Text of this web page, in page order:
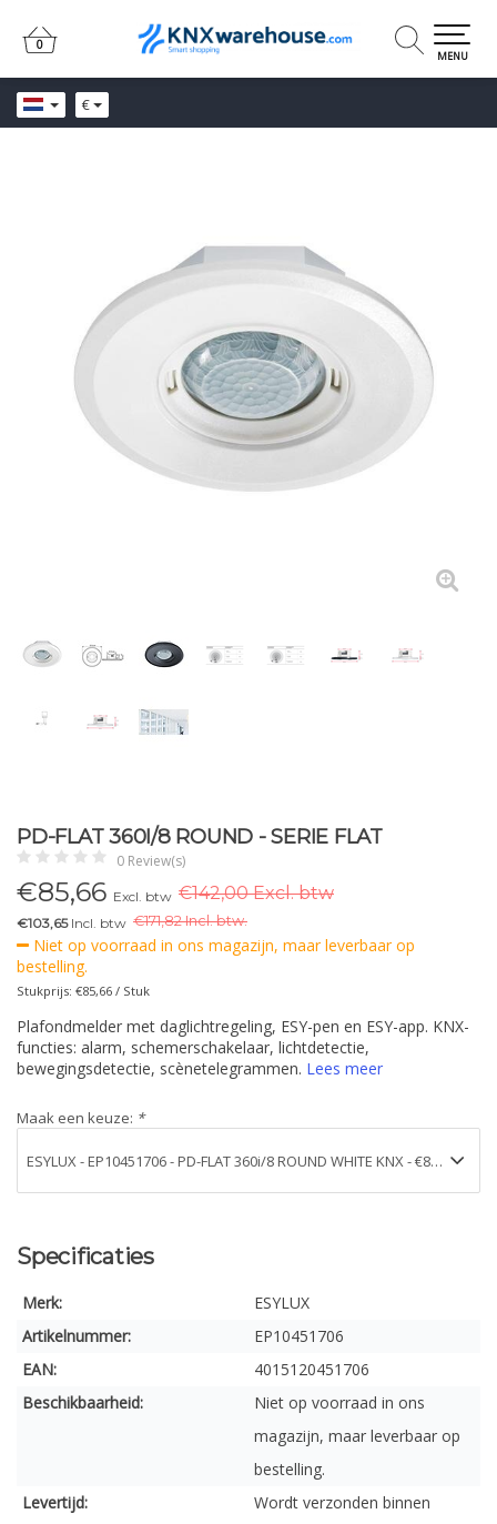
€
0
0
MENU
PD-FLAT 360I/8 ROUND - SERIE FLAT
0 Review(s)
€85,66 Excl. btw €142,00 Excl. btw
€103,65Incl. btw €171,82 Incl. btw.
Niet op voorraad in ons magazijn, maar leverbaar op
bestelling.
Stukprijs: €85,66 / Stuk
Plafondmelder met daglichtregeling, ESY-pen en ESY-app. KNX-
functies: alarm, schemerschakelaar, lichtdetectie,
bewegingsdetectie, scènetelegrammen. Lees meer
Maak een keuze: *
Specificaties
Merk:
ESYLUX
Artikelnummer:
EP10451706
EAN:
4015120451706
Beschikbaarheid:
Niet op voorraad in ons
magazijn, maar leverbaar op
bestelling.
Levertijd:
Wordt verzonden binnen